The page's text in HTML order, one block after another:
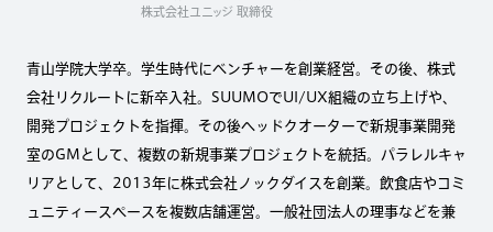
株式会社ユニッジ 取締役
青山学院大学卒。学生時代にベンチャーを創業経営。その後、株式
会社リクルートに新卒入社。SUUMOでUI/UX組織の立ち上げや、
開発プロジェクトを指揮。その後ヘッドクオーターで新規事業開発
室のGMとして、複数の新規事業プロジェクトを統括。パラレルキャ
リアとして、2013年に株式会社ノックダイスを創業。飲食店やコミ
ュニティースペースを複数店舗運営。一般社団法人の理事などを兼